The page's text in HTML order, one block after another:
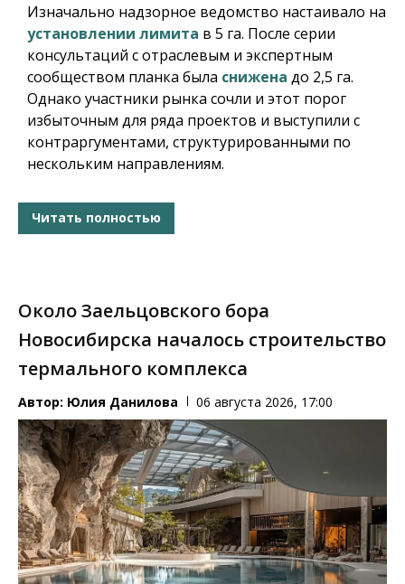
Изначально надзорное ведомство настаивало на
установлении лимита в 5 га. После серии
консультаций с отраслевым и экспертным
сообществом планка была снижена до 2,5 га.
Однако участники рынка сочли и этот порог
избыточным для ряда проектов и выступили с
контраргументами, структурированными по
нескольким направлениям.
Читать полностью
Около Заельцовского бора
Новосибирска началось строительство
термального комплекса
Автор: Юлия Данилова 06 августа 2026, 17:00